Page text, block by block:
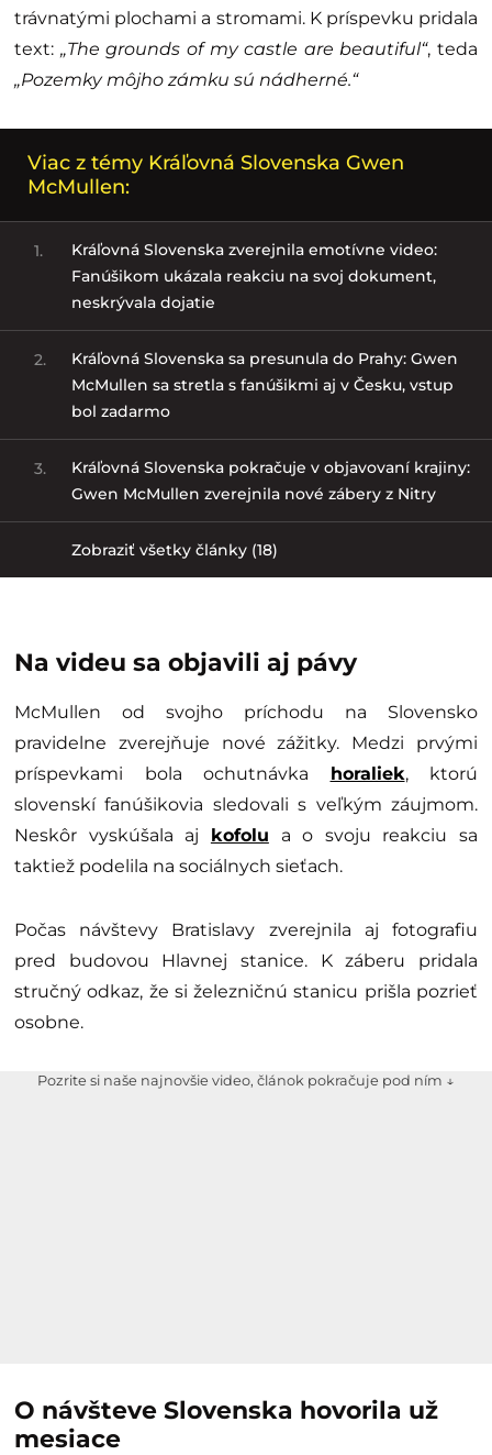
trávnatými plochami a stromami. K príspevku pridala
text: „The grounds of my castle are beautiful“, teda
„Pozemky môjho zámku sú nádherné.“
Viac z témy Kráľovná Slovenska Gwen
McMullen:
1.
Kráľovná Slovenska zverejnila emotívne video:
Fanúšikom ukázala reakciu na svoj dokument,
neskrývala dojatie
2.
Kráľovná Slovenska sa presunula do Prahy: Gwen
McMullen sa stretla s fanúšikmi aj v Česku, vstup
bol zadarmo
3.
Kráľovná Slovenska pokračuje v objavovaní krajiny:
Gwen McMullen zverejnila nové zábery z Nitry
Zobraziť všetky články (18)
Na videu sa objavili aj pávy
McMullen od svojho príchodu na Slovensko
pravidelne zverejňuje nové zážitky. Medzi prvými
príspevkami bola ochutnávka horaliek, ktorú
slovenskí fanúšikovia sledovali s veľkým záujmom.
Neskôr vyskúšala aj kofolu a o svoju reakciu sa
taktiež podelila na sociálnych sieťach.
Počas návštevy Bratislavy zverejnila aj fotografiu
pred budovou Hlavnej stanice. K záberu pridala
stručný odkaz, že si železničnú stanicu prišla pozrieť
osobne.
Pozrite si naše najnovšie video, článok pokračuje pod ním ↓
O návšteve Slovenska hovorila už
mesiace